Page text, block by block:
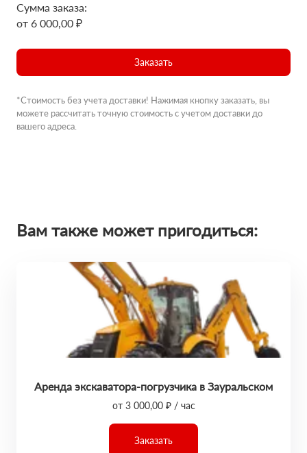
Сумма заказа:
от 6 000,00 ₽
Заказать
*Стоимость без учета доставки! Нажимая кнопку заказать, вы
можете рассчитать точную стоимость с учетом доставки до
вашего адреса.
Вам также может пригодиться:
Аренда экскаватора-погрузчика в Зауральском
от 3 000,00 ₽ / час
Заказать